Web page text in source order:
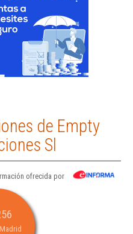
de Empty
Sl
ofrecida por